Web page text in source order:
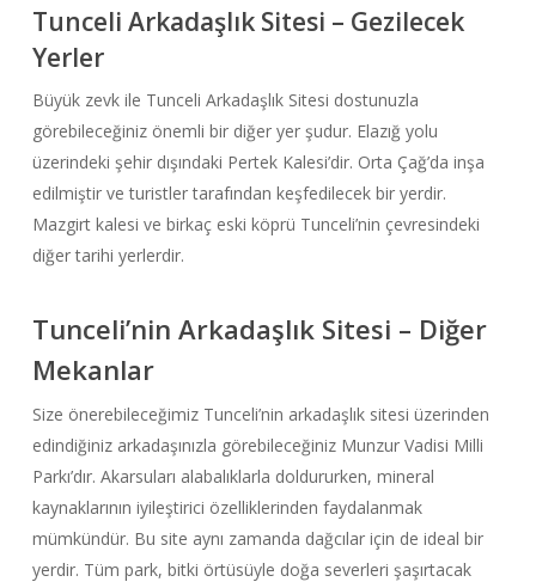
Tunceli Arkadaşlık Sitesi – Gezilecek
Yerler
Büyük zevk ile Tunceli Arkadaşlık Sitesi dostunuzla
görebileceğiniz önemli bir diğer yer şudur. Elazığ yolu
üzerindeki şehir dışındaki Pertek Kalesi’dir. Orta Çağ’da inşa
edilmiştir ve turistler tarafından keşfedilecek bir yerdir.
Mazgirt kalesi ve birkaç eski köprü Tunceli’nin çevresindeki
diğer tarihi yerlerdir.
Tunceli’nin Arkadaşlık Sitesi – Diğer
Mekanlar
Size önerebileceğimiz Tunceli’nin arkadaşlık sitesi üzerinden
edindiğiniz arkadaşınızla görebileceğiniz Munzur Vadisi Milli
Parkı’dır. Akarsuları alabalıklarla doldururken, mineral
kaynaklarının iyileştirici özelliklerinden faydalanmak
mümkündür. Bu site aynı zamanda dağcılar için de ideal bir
yerdir. Tüm park, bitki örtüsüyle doğa severleri şaşırtacak